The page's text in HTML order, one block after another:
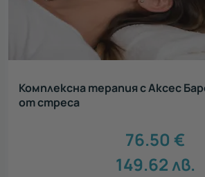
Комплексна терапия с Аксес
от стреса
76.50 €
149.62лв.